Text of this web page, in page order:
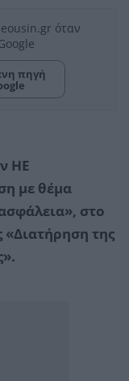
όταν
πηγή
ΗΕ
με θέμα
στο
«Διατήρηση της